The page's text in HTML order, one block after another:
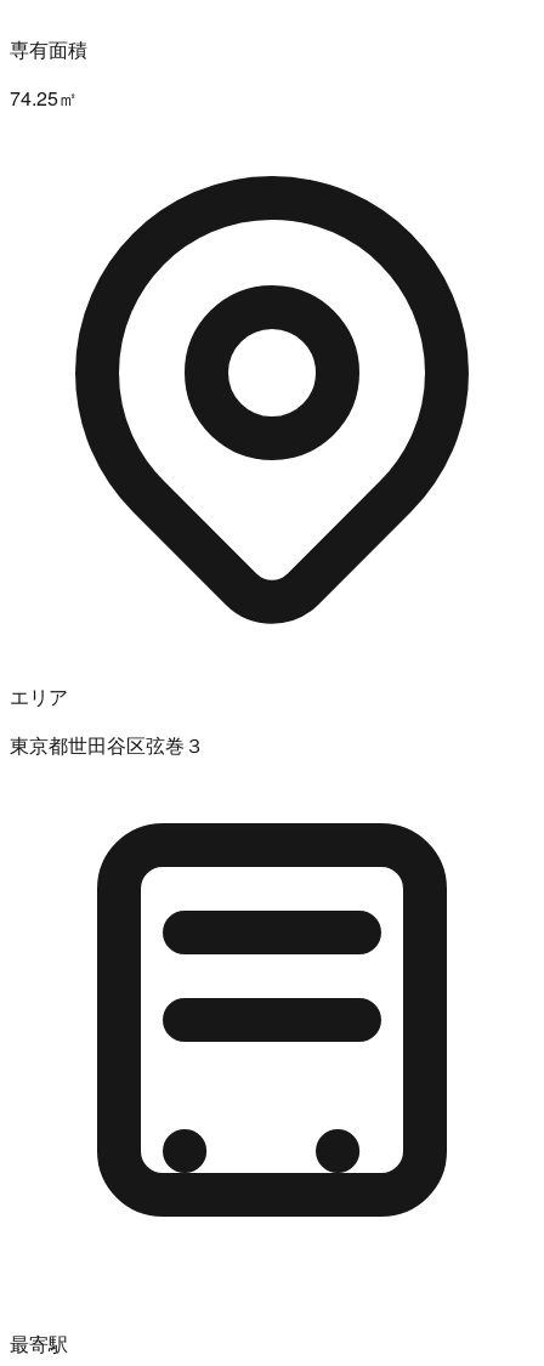
専有面積
74.25㎡
エリア
東京都世田谷区弦巻３
最寄駅